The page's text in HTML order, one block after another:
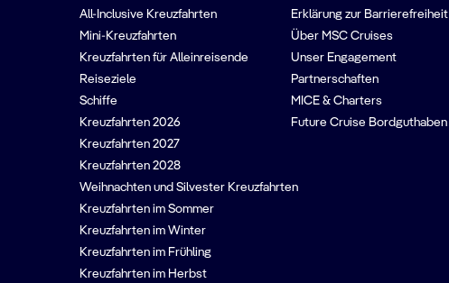
All-Inclusive Kreuzfahrten
Mini-Kreuzfahrten
Kreuzfahrten für Alleinreisende
Reiseziele
Schiffe
Kreuzfahrten 2026
Kreuzfahrten 2027
Kreuzfahrten 2028
Weihnachten und Silvester Kreuzfahrten
Kreuzfahrten im Sommer
Kreuzfahrten im Winter
Kreuzfahrten im Frühling
Kreuzfahrten im Herbst
Erklärung zur Barrierefreiheit
Über MSC Cruises
Unser Engagement
Partnerschaften
MICE & Charters
Future Cruise Bordguthaben